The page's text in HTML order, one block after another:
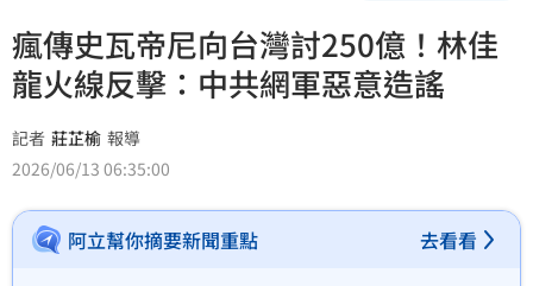
瘋傳史瓦帝尼向台灣討250億！林佳
龍火線反擊：中共網軍惡意造謠
記者 莊芷榆 報導
2026/06/13 06:35:00
阿立幫你摘要新聞重點 去看看